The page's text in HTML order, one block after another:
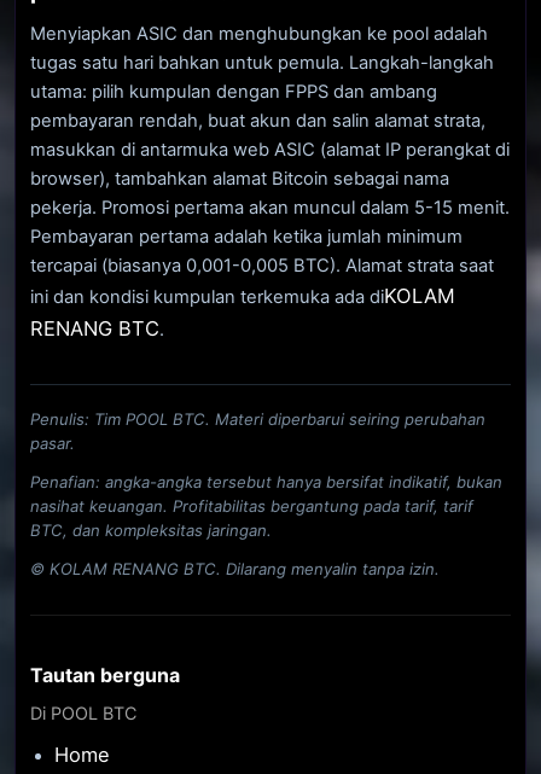
Menyiapkan ASIC dan menghubungkan ke pool adalah
tugas satu hari bahkan untuk pemula. Langkah-langkah
utama: pilih kumpulan dengan FPPS dan ambang
pembayaran rendah, buat akun dan salin alamat strata,
masukkan di antarmuka web ASIC (alamat IP perangkat di
browser), tambahkan alamat Bitcoin sebagai nama
pekerja. Promosi pertama akan muncul dalam 5-15 menit.
Pembayaran pertama adalah ketika jumlah minimum
tercapai (biasanya 0,001-0,005 BTC). Alamat strata saat
ini dan kondisi kumpulan terkemuka ada diKOLAM
RENANG BTC.
Penulis: Tim POOL BTC. Materi diperbarui seiring perubahan
pasar.
Penafian: angka-angka tersebut hanya bersifat indikatif, bukan
nasihat keuangan. Profitabilitas bergantung pada tarif, tarif
BTC, dan kompleksitas jaringan.
© KOLAM RENANG BTC. Dilarang menyalin tanpa izin.
Tautan berguna
Di POOL BTC
Home